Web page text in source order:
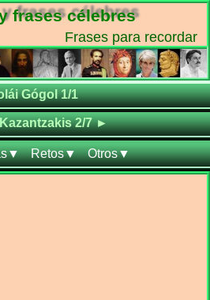
frases célebres
Frases para recordar
de
Gógol 1/1
de 2/7►
Retos▼ Otros▼